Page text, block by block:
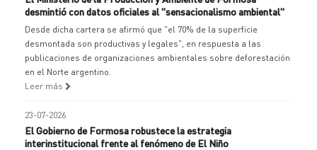
desmintió con datos oficiales al "sensacionalismo ambiental"
Desde dicha cartera se afirmó que "el 70% de la superficie
desmontada son productivas y legales", en respuesta a las
publicaciones de organizaciones ambientales sobre deforestación
en el Norte argentino.
Leer más
23-07-2026
El Gobierno de Formosa robustece la estrategia
interinstitucional frente al fenómeno de El Niño